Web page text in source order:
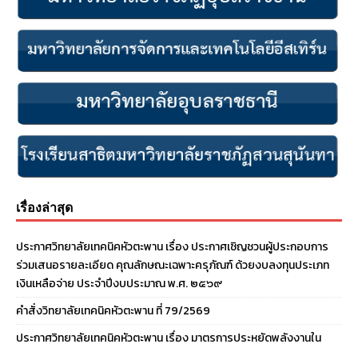
เรื่องล่าสุด
ประกาศวิทยาลัยเทคนิคหัวตะพาน เรื่อง ประกาศเชิญชวนผู้ประกอบการ
ร่วมเสนอรายละเอียด คุณลักษณะเฉพาะครุภัณฑ์ ด้วยงบลงทุนประเภท
เงินเหลือจ่าย ประจําปีงบประมาณ พ.ศ. ๒๕๖๙
คำสั่งวิทยาลัยเทคนิคหัวตะพาน ที่ 79/2569
ประกาศวิทยาลัยเทคนิคหัวตะพาน เรื่อง มาตรการประหยัดพลังงานใน